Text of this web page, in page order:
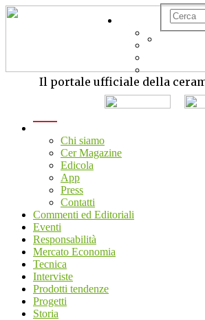
Il portale ufficiale della
Chi siamo
Cer Magazine
Edicola
App
Press
Contatti
Commenti ed Editoriali
Eventi
Responsabilità
Mercato Economia
Tecnica
Interviste
Prodotti tendenze
Progetti
Storia